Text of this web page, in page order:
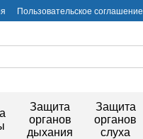
Пользовательское соглашение
Защита
органов
дыхания
Защита
органов
слуха